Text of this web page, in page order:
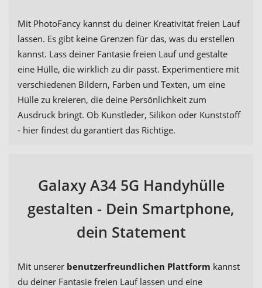
Mit PhotoFancy kannst du deiner Kreativität freien Lauf
lassen. Es gibt keine Grenzen für das, was du erstellen
kannst. Lass deiner Fantasie freien Lauf und gestalte
eine Hülle, die wirklich zu dir passt. Experimentiere mit
verschiedenen Bildern, Farben und Texten, um eine
Hülle zu kreieren, die deine Persönlichkeit zum
Ausdruck bringt. Ob Kunstleder, Silikon oder Kunststoff
- hier findest du garantiert das Richtige.
Galaxy A34 5G Handyhülle
gestalten - Dein Smartphone,
dein Statement
Mit unserer benutzerfreundlichen Plattform kannst
du deiner Fantasie freien Lauf lassen und eine